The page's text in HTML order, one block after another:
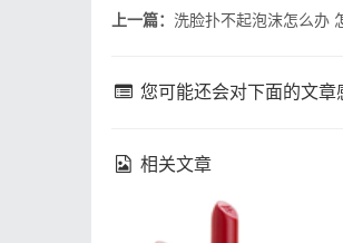
上一篇： 洗脸扑不起泡沫怎么办
您可能还会对下面的文章
相关文章
fresh馥蕾诗修女面霜成分